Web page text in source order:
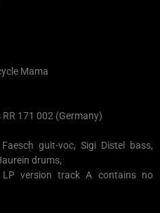
Mama
171 002 (Germany)
guit-voc, Sigi Distel bass,
drums,
version track A contains no